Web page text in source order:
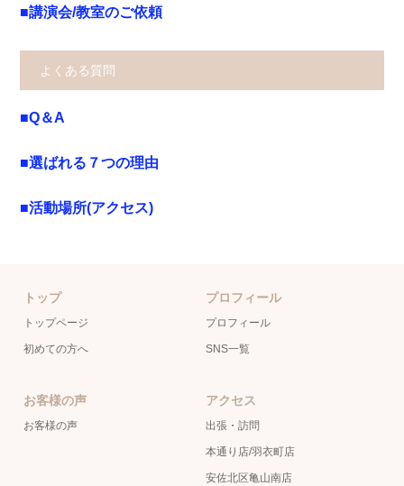
■講演会/教室のご依頼
よくある質問
■Q＆A
■選ばれる７つの理由
■活動場所(アクセス)
トップ
トップページ
初めての方へ
プロフィール
プロフィール
SNS一覧
お客様の声
お客様の声
アクセス
出張・訪問
本通り店/羽衣町店
安佐北区亀山南店